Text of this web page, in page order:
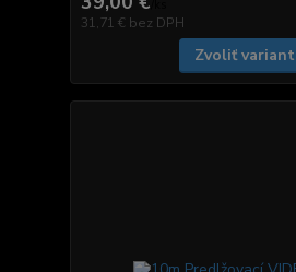
31,71 € bez DPH
Zvoliť variant